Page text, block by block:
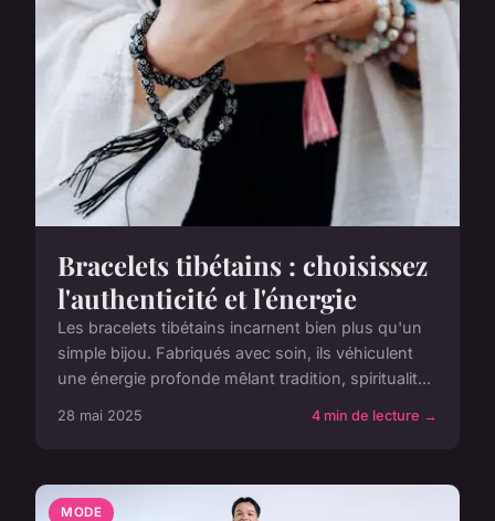
Bracelets tibétains : choisissez
l'authenticité et l'énergie
Les bracelets tibétains incarnent bien plus qu'un
simple bijou. Fabriqués avec soin, ils véhiculent
une énergie profonde mêlant tradition, spiritualit...
28 mai 2025 4 min de lecture →
MODE